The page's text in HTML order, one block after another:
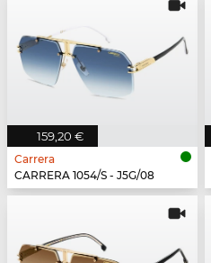
159,20 €
Carrera
CARRERA 1054/S - J5G/08